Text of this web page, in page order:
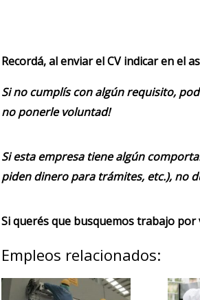
Recordá, al enviar el CV indicar en el
Si no cumplís con algún requisito,
no ponerle voluntad!
Si esta empresa tiene algún
piden dinero para trámites, etc.), no
Si querés que busquemos trabajo por
Empleos relacionados: